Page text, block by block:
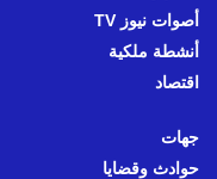
أصوات نيوز TV
أنشطة ملكية
اقتصاد
جهات
حوادث وقضايا